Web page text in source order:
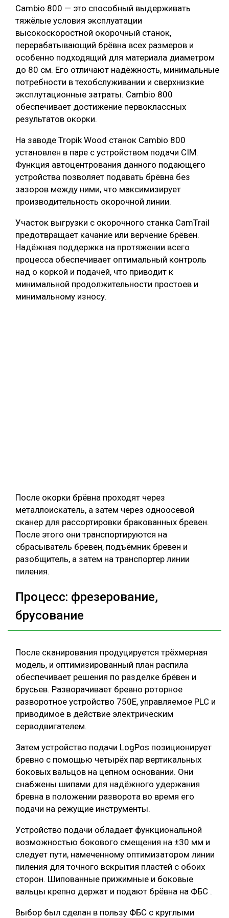
Cambio 800 — это способный выдерживать
тяжёлые условия эксплуатации
высокоскоростной окорочный станок,
перерабатывающий брёвна всех размеров и
особенно подходящий для материала диаметром
до 80 см. Его отличают надёжность, минимальные
потребности в техобслуживании и сверхнизкие
эксплутационные затраты. Cambio 800
обеспечивает достижение первоклассных
результатов окорки.
На заводе Tropik Wood станок Cambio 800
установлен в паре с устройством подачи CIM.
Функция автоцентрования данного подающего
устройства позволяет подавать брёвна без
зазоров между ними, что максимизирует
производительность окорочной линии.
Участок выгрузки с окорочного станка CamTrail
предотвращает качание или верчение брёвен.
Надёжная поддержка на протяжении всего
процесса обеспечивает оптимальный контроль
над о коркой и подачей, что приводит к
минимальной продолжительности простоев и
минимальному износу.
После окорки брёвна проходят через
металлоискатель, а затем через одноосевой
сканер для рассортировки бракованных бревен.
После этого они транспортируются на
сбрасыватель бревен, подъёмник бревен и
разобщитель, а затем на транспортер линии
пиления.
Процесс: фрезерование,
брусование
После сканирования продуцируется трёхмерная
модель, и оптимизированный план распила
обеспечивает решения по разделке брёвен и
брусьев. Разворачивает бревно роторное
разворотное устройство 750E, управляемое PLC и
приводимое в действие электрическим
серводвигателем.
Затем устройство подачи LogPos позиционирует
бревно с помощью четырёх пар вертикальных
боковых вальцов на цепном основании. Они
снабжены шипами для надёжного удержания
бревна в положении разворота во время его
подачи на режущие инструменты.
Устройство подачи обладает функциональной
возможностью бокового смещения на ±30 мм и
следует пути, намеченному оптимизатором линии
пиления для точного вскрытия пластей с обоих
сторон. Шипованные прижимные и боковые
вальцы крепно держат и подают брёвна на ФБС .
Выбор был сделан в пользу ФБС с круглыми